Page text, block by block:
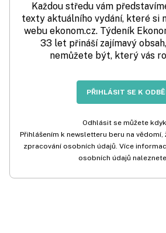
Každou středu vám
texty aktuálního vydání, které si
webu ekonom.cz. Týdeník
33 let přináší zajímavý
nemůžete být, který vás
PŘIHLÁSIT SE K
Odhlásit se můžete
Přihlášením k newsletteru beru na vědomí,
zpracování osobních údajů. Více
osobních údajů naleznete